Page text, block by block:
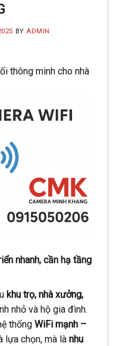
BY ADMIN
thông minh cho nhà
nhanh, cần hạ tầng
khu trọ, nhà xưởng,
nhỏ và hộ gia đình.
thống WiFi mạnh –
lựa chọn, mà là nhu